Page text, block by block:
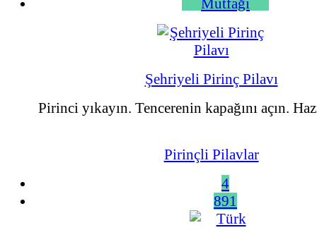
Şehriyeli Pirinç Pilavı
Pirinci yıkayın. Tencerenin kapağını açın.
Pirinçli Pilavlar
4
891